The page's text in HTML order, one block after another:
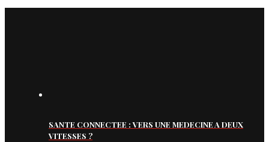
SANTE CONNECTEE : VERS UNE MEDECINE A DEUX
VITESSES ?